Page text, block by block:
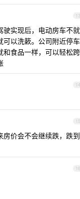
13
驶实现后，电动房车不就
可以洗簌。公司附近停车
和食品一样，可以轻松跨
14
15
价会不会继续跌，跌到
16